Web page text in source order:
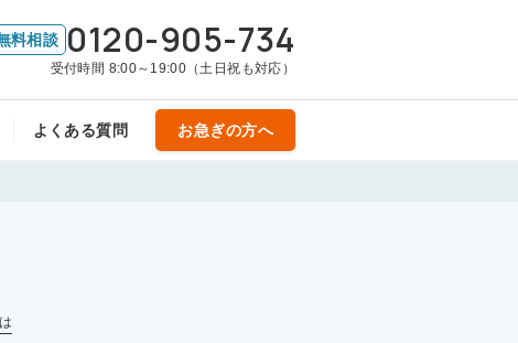
料相談 0120-905-734
受付時間 8:00～19:00（土日祝も対応）
よくある質問 お急ぎの方へ